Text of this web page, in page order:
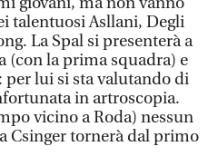
talentuosi Asllani, Degli
La Spal si presenterà a
(con la prima squadra) e
lui si sta valutando di
in artroscopia.
vicino a Roda) nessun
Csinger tornerà dal primo